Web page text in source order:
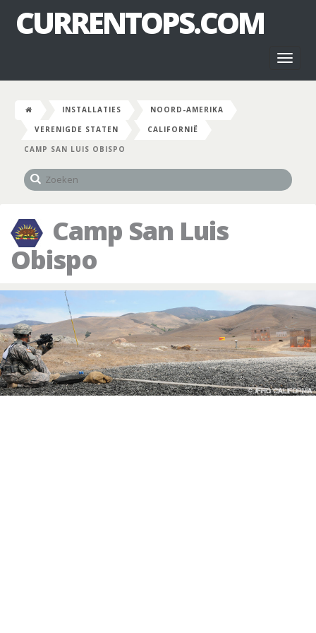
CURRENTOPS.COM
INSTALLATIES
NOORD-AMERIKA
VERENIGDE STATEN
CALIFORNIË
CAMP SAN LUIS OBISPO
Camp San Luis
Obispo